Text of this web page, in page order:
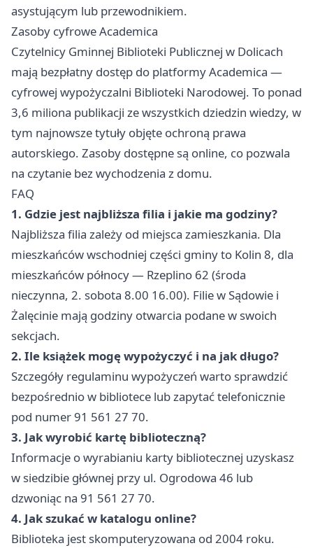
asystującym lub przewodnikiem.
Zasoby cyfrowe Academica
Czytelnicy Gminnej Biblioteki Publicznej w Dolicach
mają bezpłatny dostęp do platformy Academica —
cyfrowej wypożyczalni Biblioteki Narodowej. To ponad
3,6 miliona publikacji ze wszystkich dziedzin wiedzy, w
tym najnowsze tytuły objęte ochroną prawa
autorskiego. Zasoby dostępne są online, co pozwala
na czytanie bez wychodzenia z domu.
FAQ
1. Gdzie jest najbliższa filia i jakie ma godziny?
Najbliższa filia zależy od miejsca zamieszkania. Dla
mieszkańców wschodniej części gminy to Kolin 8, dla
mieszkańców północy — Rzeplino 62 (środa
nieczynna, 2. sobota 8.00 16.00). Filie w Sądowie i
Żalęcinie mają godziny otwarcia podane w swoich
sekcjach.
2. Ile książek mogę wypożyczyć i na jak długo?
Szczegóły regulaminu wypożyczeń warto sprawdzić
bezpośrednio w bibliotece lub zapytać telefonicznie
pod numer 91 561 27 70.
3. Jak wyrobić kartę biblioteczną?
Informacje o wyrabianiu karty bibliotecznej uzyskasz
w siedzibie głównej przy ul. Ogrodowa 46 lub
dzwoniąc na 91 561 27 70.
4. Jak szukać w katalogu online?
Biblioteka jest skomputeryzowana od 2004 roku.